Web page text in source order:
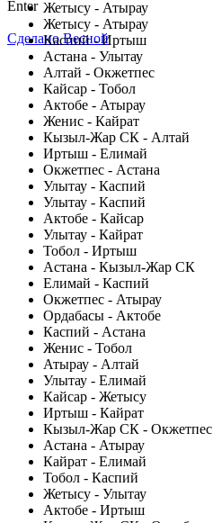
Жетысу - Атырау
Жетысу - Атырау
Каспий - Иртыш
Астана - Улытау
Алтай - Окжетпес
Кайсар - Тобол
Актобе - Атырау
Женис - Кайрат
Кызыл-Жар СК - Алтай
Иртыш - Елимай
Окжетпес - Астана
Улытау - Каспий
Улытау - Каспий
Актобе - Кайсар
Улытау - Кайрат
Тобол - Иртыш
Астана - Кызыл-Жар СК
Елимай - Каспий
Окжетпес - Атырау
Ордабасы - Актобе
Каспий - Астана
Женис - Тобол
Атырау - Алтай
Улытау - Елимай
Кайсар - Жетысу
Иртыш - Кайрат
Кызыл-Жар СК - Окжетпес
Астана - Атырау
Кайрат - Елимай
Тобол - Каспий
Жетысу - Улытау
Актобе - Иртыш
Enter
Сделано Весной